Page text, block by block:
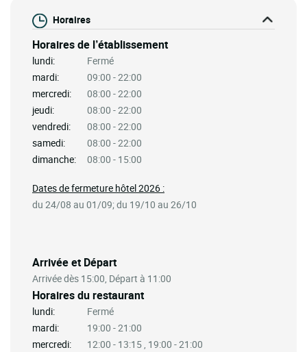
Horaires
Horaires de l’établissement
lundi:
Fermé
mardi:
09:00 - 22:00
mercredi:
08:00 - 22:00
jeudi:
08:00 - 22:00
vendredi:
08:00 - 22:00
samedi:
08:00 - 22:00
dimanche:
08:00 - 15:00
Arrivée et Départ
Arrivée dès 15:00, Départ à 11:00
Horaires du restaurant
lundi:
Fermé
mardi:
19:00 - 21:00
mercredi:
12:00 - 13:15 , 19:00 - 21:00
Dates de fermeture hôtel 2026 :
du 24/08 au 01/09; du 19/10 au 26/10